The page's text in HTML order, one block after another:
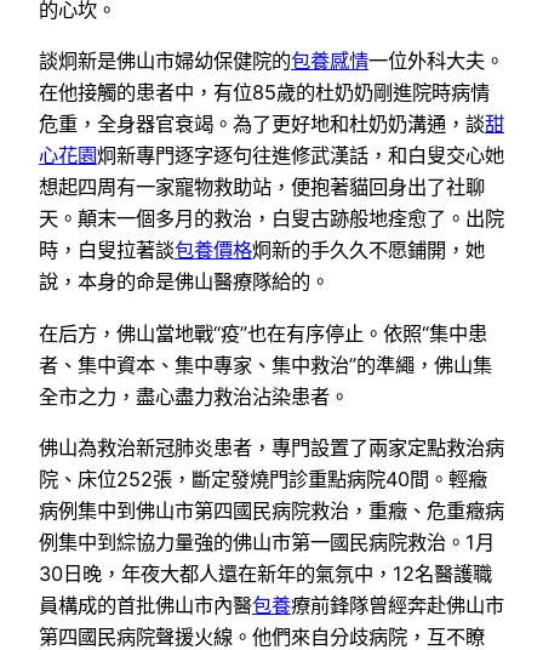
的心坎。
談炯新是佛山市婦幼保健院的包養感情一位外科大夫。
在他接觸的患者中，有位85歲的杜奶奶剛進院時病情
危重，全身器官衰竭。為了更好地和杜奶奶溝通，談甜
心花園炯新專門逐字逐句往進修武漢話，和白叟交心她
想起四周有一家寵物救助站，便抱著貓回身出了社聊
天。顛末一個多月的救治，白叟古跡般地痊愈了。出院
時，白叟拉著談包養價格炯新的手久久不愿鋪開，她
說，本身的命是佛山醫療隊給的。
在后方，佛山當地戰“疫”也在有序停止。依照“集中患
者、集中資本、集中專家、集中救治”的準繩，佛山集
全市之力，盡心盡力救治沾染患者。
佛山為救治新冠肺炎患者，專門設置了兩家定點救治病
院、床位252張，斷定發燒門診重點病院40間。輕癥
病例集中到佛山市第四國民病院救治，重癥、危重癥病
例集中到綜協力量強的佛山市第一國民病院救治。1月
30日晚，年夜大都人還在新年的氣氛中，12名醫護職
員構成的首批佛山市內醫包養療前鋒隊曾經奔赴佛山市
第四國民病院聲援火線。他們來自分歧病院，互不瞭